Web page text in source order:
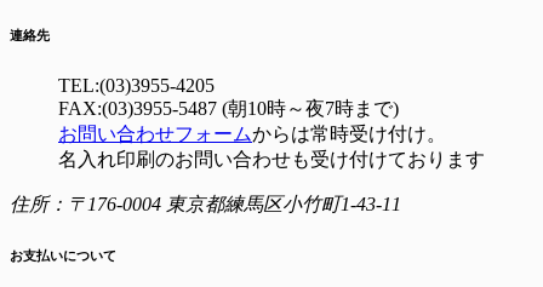
連絡先
TEL:(03)3955-4205
FAX:(03)3955-5487 (朝10時～夜7時まで)
お問い合わせフォームからは常時受け付け。
名入れ印刷のお問い合わせも受け付けております
住所：〒176-0004 東京都練馬区小竹町1-43-11
お支払いについて